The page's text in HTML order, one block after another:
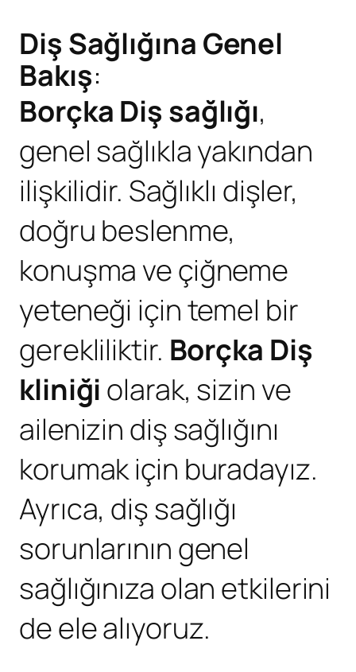
Diş Sağlığına Genel
Bakış:
Borçka Diş sağlığı,
genel sağlıkla yakından
ilişkilidir. Sağlıklı dişler,
doğru beslenme,
konuşma ve çiğneme
yeteneği için temel bir
gerekliliktir. Borçka Diş
kliniği olarak, sizin ve
ailenizin diş sağlığını
korumak için buradayız.
Ayrıca, diş sağlığı
sorunlarının genel
sağlığınıza olan etkilerini
de ele alıyoruz.